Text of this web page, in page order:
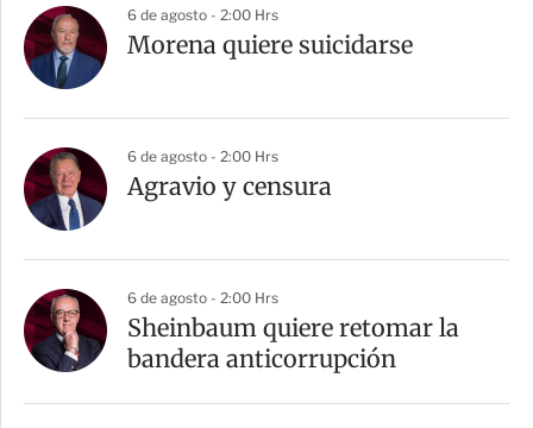
6 de agosto - 2:00 Hrs
Morena quiere suicidarse
6 de agosto - 2:00 Hrs
Agravio y censura
6 de agosto - 2:00 Hrs
Sheinbaum quiere retomar la
bandera anticorrupción